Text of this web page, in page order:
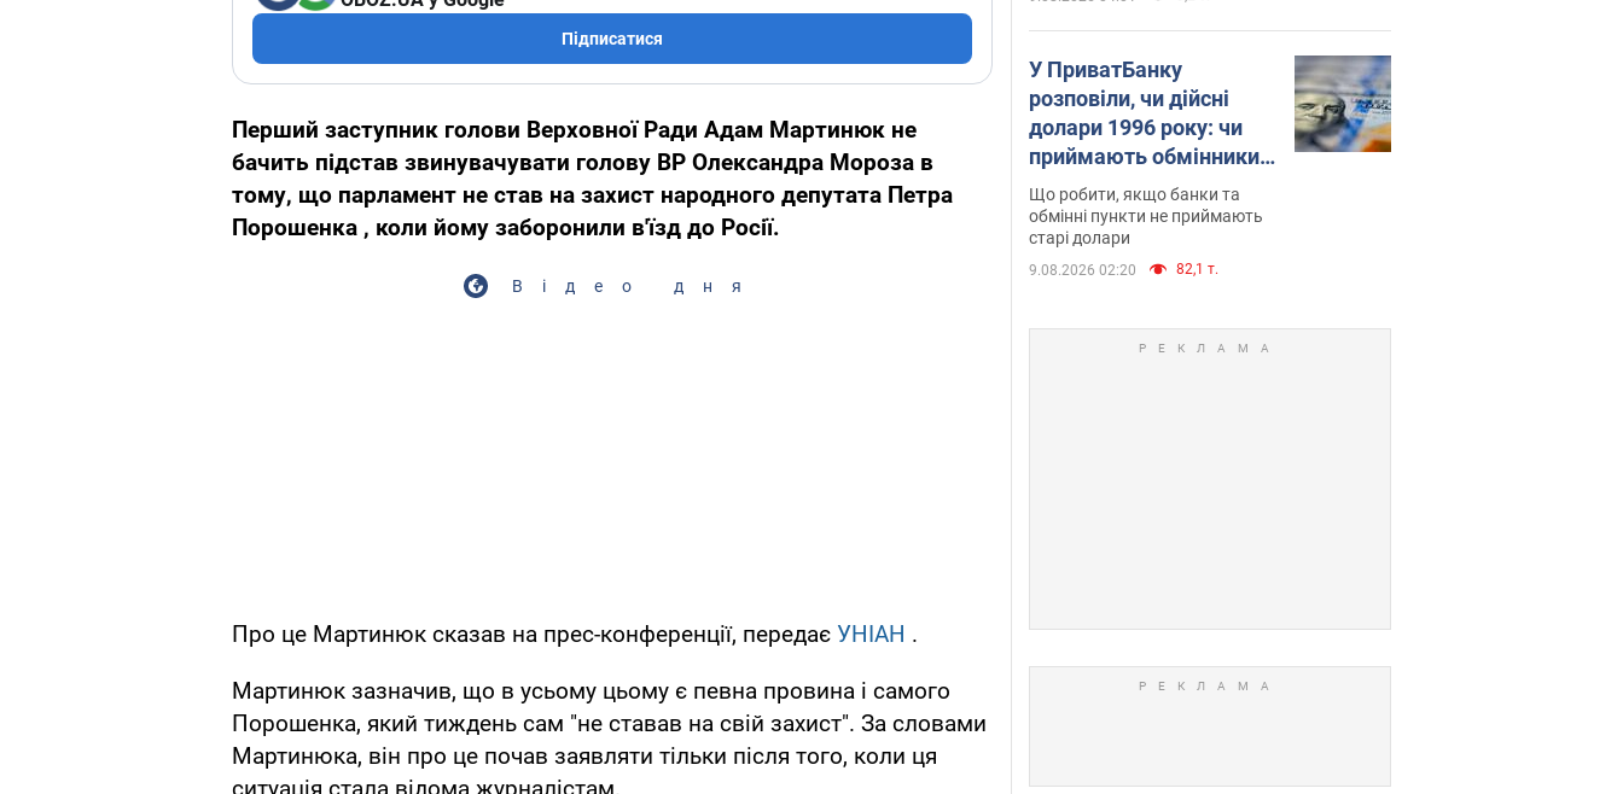
Підписатися
Перший заступник голови Верховної Ради Адам Мартинюк не
бачить підстав звинувачувати голову ВР Олександра Мороза в
тому, що парламент не став на захист народного депутата Петра
Порошенка , коли йому заборонили в'їзд до Росії.
Відео дня
Про це Мартинюк сказав на прес-конференції, передає УНІАН .
Мартинюк зазначив, що в усьому цьому є певна провина і самого
Порошенка, який тиждень сам "не ставав на свій захист". За словами
Мартинюка, він про це почав заявляти тільки після того, коли ця
У ПриватБанку
розповіли, чи дійсні
долари 1996 року: чи
приймають обмінники
та банки такі купюри
Що робити, якщо банки та
обмінні пункти не приймають
старі долари
9.08.2026 02:20 82,1 т.